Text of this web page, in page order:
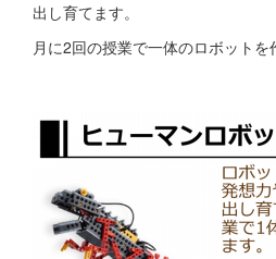
出し育てます。
月に2回の授業で一体のロボットを